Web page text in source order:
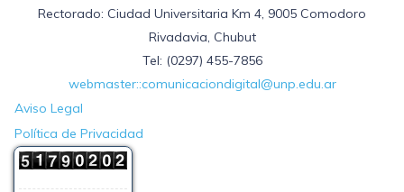
Rectorado: Ciudad Universitaria Km 4, 9005 Comodoro
Rivadavia, Chubut
Tel: (0297) 455-7856
webmaster::comunicaciondigital@unp.edu.ar
Aviso Legal
Política de Privacidad